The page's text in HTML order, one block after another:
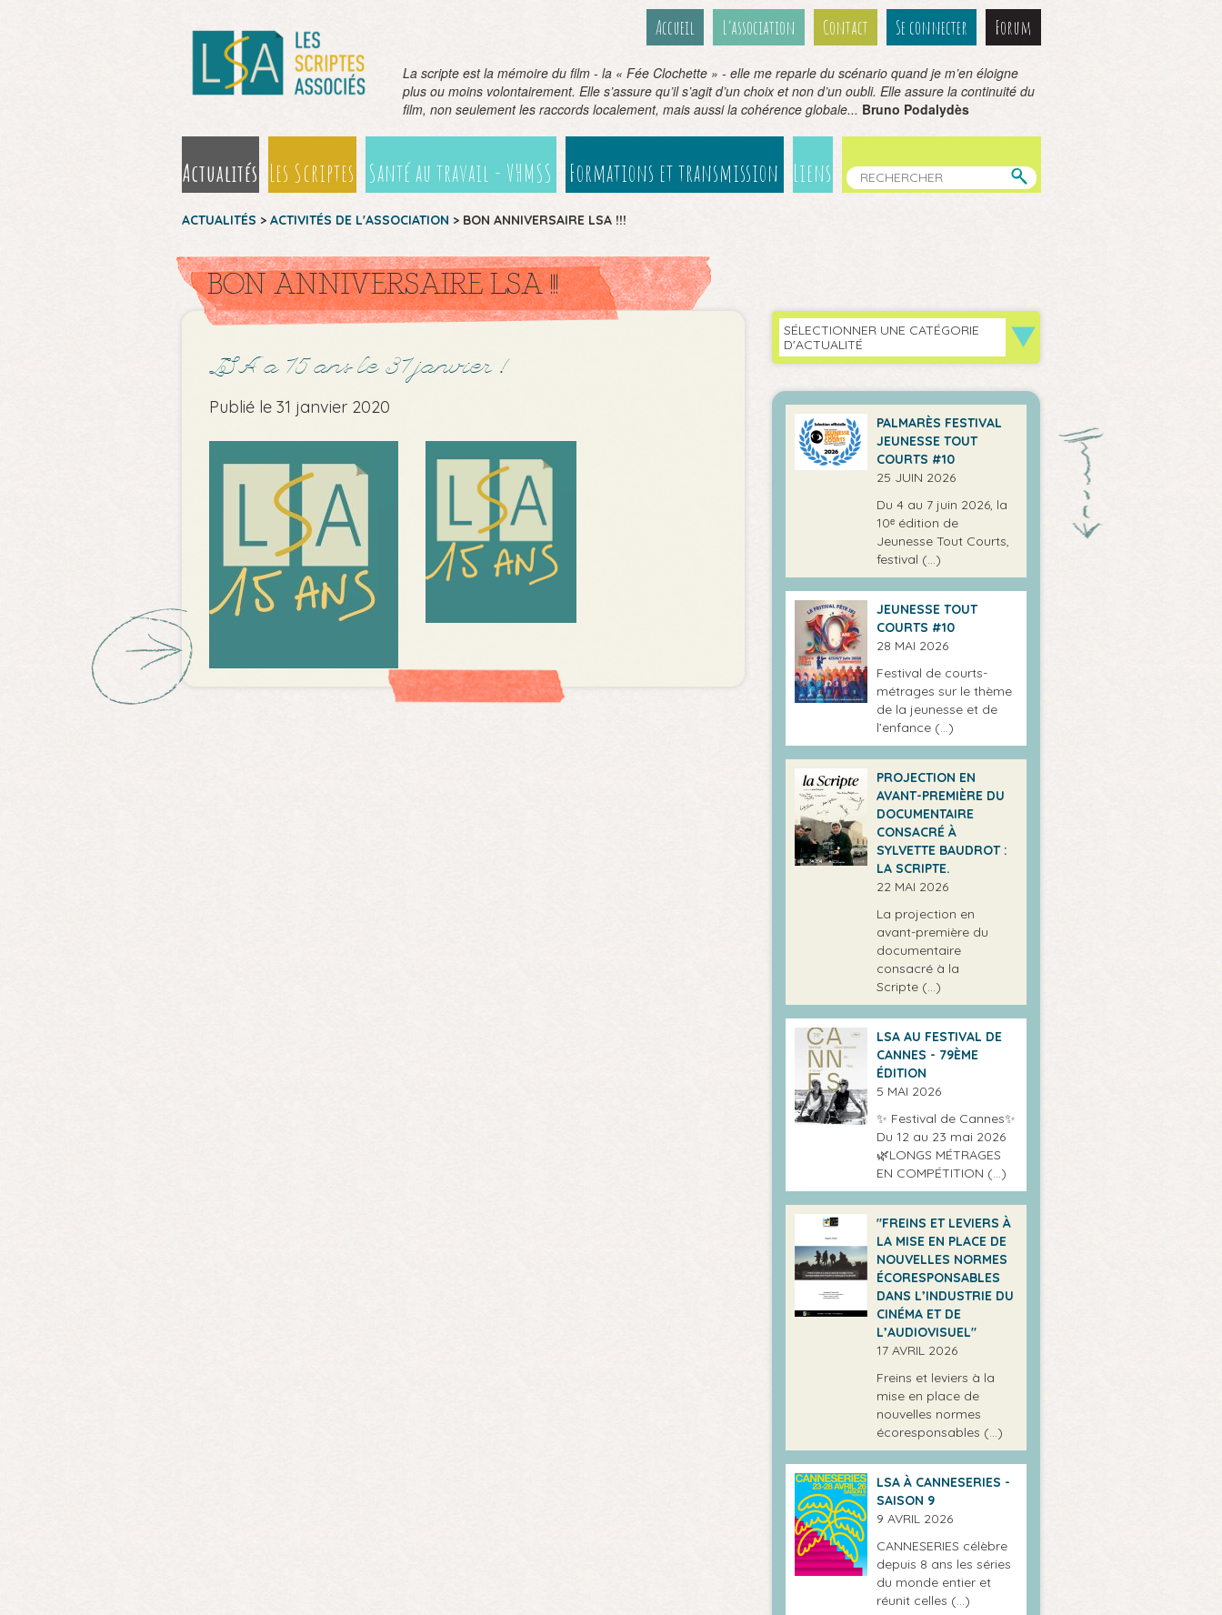
Accueil L’association Contact Se connecter Forum
La scripte est la mémoire du film - la « Fée Clochette » - elle me reparle du scénario quand je m’en éloigne
plus ou moins volontairement. Elle s’assure qu’il s’agit d’un choix et non d’un oubli. Elle assure la continuité du
film, non seulement les raccords localement, mais aussi la cohérence globale... Bruno Podalydès
Actualités Les Scriptes Santé au travail - VHMSS Formations et transmission Liens
ACTUALITÉS > ACTIVITÉS DE L'ASSOCIATION > BON ANNIVERSAIRE LSA !!!
BON ANNIVERSAIRE LSA !!!
LSA a 15 ans le 31 janvier !
Publié le 31 janvier 2020
SÉLECTIONNER UNE CATÉGORIE
D'ACTUALITÉ
PALMARÈS FESTIVAL
JEUNESSE TOUT
COURTS #10
25 JUIN 2026
Du 4 au 7 juin 2026, la
10ᵉ édition de
Jeunesse Tout Courts,
festival (…)
JEUNESSE TOUT
COURTS #10
28 MAI 2026
Festival de courts-
métrages sur le thème
de la jeunesse et de
l’enfance (…)
PROJECTION EN
AVANT-PREMIÈRE DU
DOCUMENTAIRE
CONSACRÉ À
SYLVETTE BAUDROT :
LA SCRIPTE.
22 MAI 2026
La projection en
avant-première du
documentaire
consacré à la
Scripte (…)
LSA AU FESTIVAL DE
CANNES - 79ÈME
ÉDITION
5 MAI 2026
✨ Festival de Cannes✨
Du 12 au 23 mai 2026
🌿LONGS MÉTRAGES
EN COMPÉTITION (…)
"FREINS ET LEVIERS À
LA MISE EN PLACE DE
NOUVELLES NORMES
ÉCORESPONSABLES
DANS L’INDUSTRIE DU
CINÉMA ET DE
L’AUDIOVISUEL"
17 AVRIL 2026
Freins et leviers à la
mise en place de
nouvelles normes
écoresponsables (…)
LSA À CANNESERIES -
SAISON 9
9 AVRIL 2026
CANNESERIES célèbre
depuis 8 ans les séries
du monde entier et
réunit celles (…)